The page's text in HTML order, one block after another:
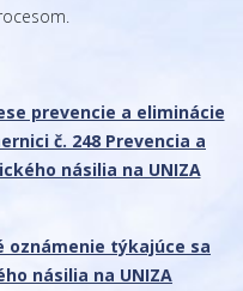
prevencie a eliminácie
č. 248 Prevencia a
násilia na UNIZA
oznámenie týkajúce sa
násilia na UNIZA